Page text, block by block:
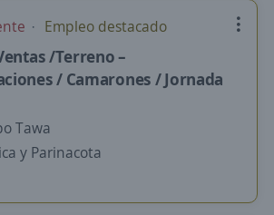
Empleo destacado
/Terreno –
/ Camarones / Jornada
Tawa
y Parinacota